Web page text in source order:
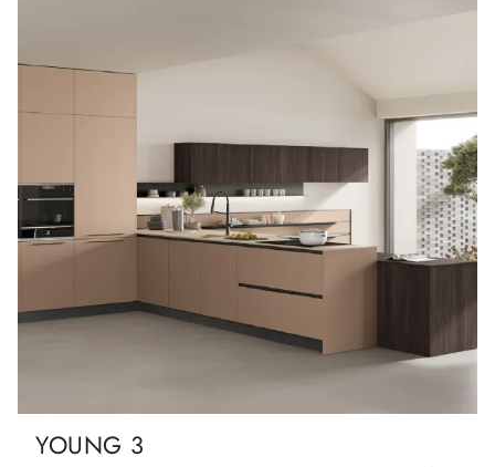
YOUNG 3